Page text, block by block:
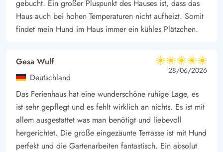
gebucht. Ein großer Pluspunkt des Hauses ist, dass das
Haus auch bei hohen Temperaturen nicht aufheizt. Somit
findet mein Hund im Haus immer ein kühles Plätzchen.
Gesa Wulf
Deutschland
5 von 5
5 von 5
5 out of 5
28/06/2026
Das Ferienhaus hat eine wunderschöne ruhige Lage, es
ist sehr gepflegt und es fehlt wirklich an nichts. Es ist mit
allem ausgestattet was man benötigt und liebevoll
hergerichtet. Die große eingezäunte Terrasse ist mit Hund
perfekt und die Gartenarbeiten fantastisch. Ein absolut